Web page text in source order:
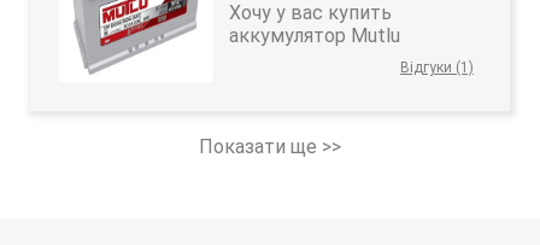
Хочу у вас купить
аккумулятор Mutlu
Відгуки (1)
Показати ще >>